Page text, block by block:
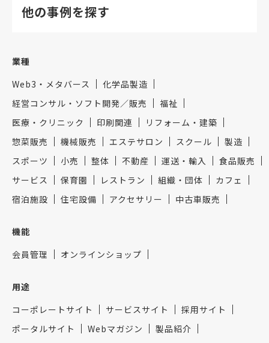
他の事例を探す
業種
Web3・メタバース
化学品製造
経営コンサル・ソフト開発／販売
福祉
医療・クリニック
印刷関連
リフォーム・建築
惣菜販売
機械販売 エステサロン スクール
製造
スポーツ
小売 整体 不動産 運送・輸入
食品販売
サービス
保育園 レストラン 組織・団体
カフェ
宿泊施設
住宅設備 アクセサリー 中古車販売
機能
会員管理
オンラインショップ
用途
コーポレートサイト
サービスサイト
採用サイト
ポータルサイト
Webマガジン
製品紹介